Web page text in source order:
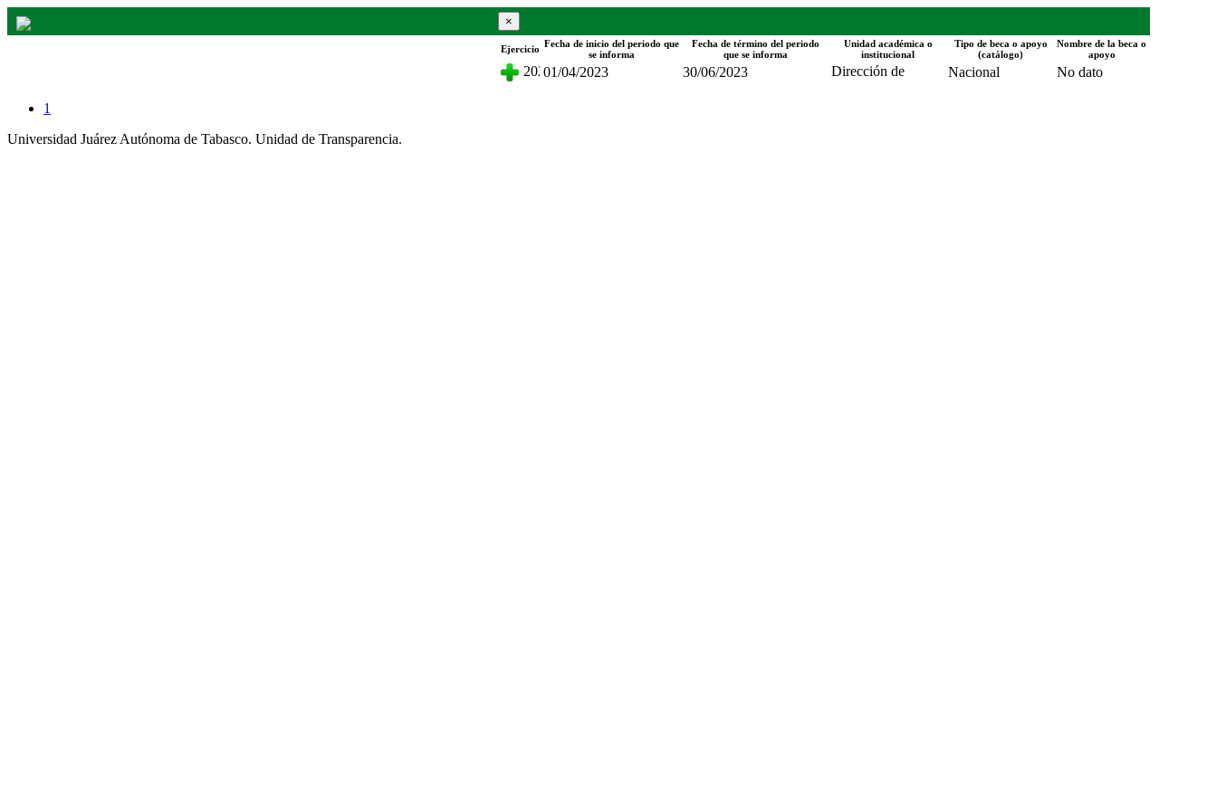
×
Ejercicio Fecha de inicio del periodo que
se informa
Fecha de término del periodo
que se informa
Unidad académica o
institucional
Tipo de beca o apoyo
(catálogo)
Nombre de la beca o
apoyo
202301/04/2023 30/06/2023
Dirección de
Nacional No dato
1
Universidad Juárez Autónoma de Tabasco. Unidad de Transparencia.